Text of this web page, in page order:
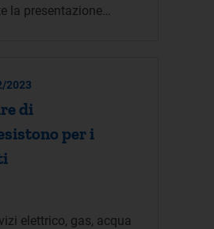
la presentazione…
2023
di
per i
elettrico, gas, acqua